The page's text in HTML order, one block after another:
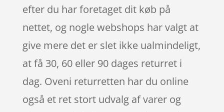
efter du har foretaget dit køb på
nettet, og nogle webshops har valgt at
give mere det er slet ikke ualmindeligt,
at få 30, 60 eller 90 dages returret i
dag. Oveni returretten har du online
også et ret stort udvalg af varer og